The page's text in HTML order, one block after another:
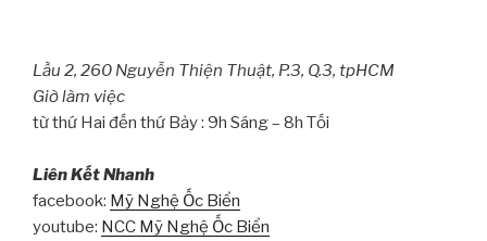
Lầu 2, 260 Nguyễn Thiện Thuật, P.3, Q.3, tpHCM
Giờ làm việc
từ thứ Hai đến thứ Bảy : 9h Sáng – 8h Tối
Liên Kết Nhanh
facebook: Mỹ Nghệ Ốc Biển
youtube: NCC Mỹ Nghệ Ốc Biển